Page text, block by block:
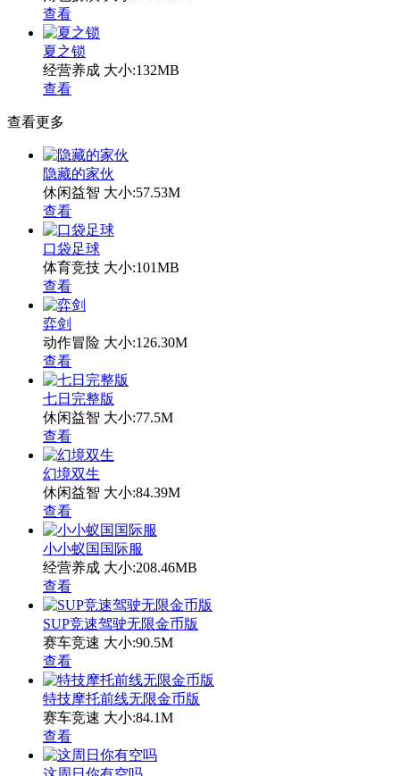
查看
夏之锁
经营养成 大小:132MB
查看
查看更多
隐藏的家伙
休闲益智 大小:57.53M
查看
口袋足球
体育竞技 大小:101MB
查看
弈剑
动作冒险 大小:126.30M
查看
七日完整版
休闲益智 大小:77.5M
查看
幻境双生
休闲益智 大小:84.39M
查看
小小蚁国国际服
经营养成 大小:208.46MB
查看
SUP竞速驾驶无限金币版
赛车竞速 大小:90.5M
查看
特技摩托前线无限金币版
赛车竞速 大小:84.1M
查看